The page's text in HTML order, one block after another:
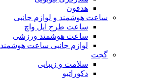
هدفون
ساعت هوشمند و لوازم جانبی
ساعت طرح اپل واچ
ساعت هوشمند ورزشی
لوازم جانبی ساعت هوشمند
گجت
سلامت و زیبایی
دکوراتیو